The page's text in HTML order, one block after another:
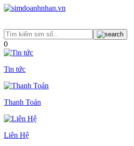
0
Tin tức
Thanh Toán
Liên Hệ